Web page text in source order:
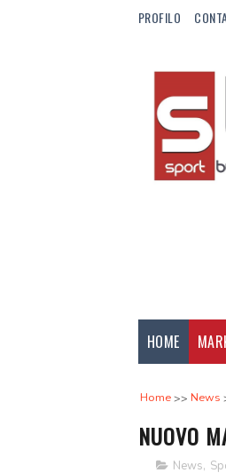
PROFILO
HOME
Home News
NUOVO
News,